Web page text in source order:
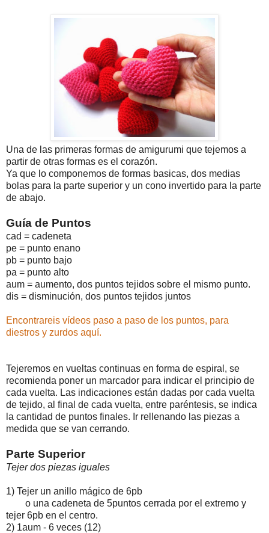
Una de las primeras formas de amigurumi que tejemos a
partir de otras formas es el corazón.
Ya que lo componemos de formas basicas, dos medias
bolas para la parte superior y un cono invertido para la parte
de abajo.
Guía de Puntos
cad = cadeneta
pe = punto enano
pb = punto bajo
pa = punto alto
aum = aumento, dos puntos tejidos sobre el mismo punto.
dis = disminución, dos puntos tejidos juntos
Encontrareis vídeos paso a paso de los puntos, para
diestros y zurdos aquí.
Tejeremos en vueltas continuas en forma de espiral, se
recomienda poner un marcador para indicar el principio de
cada vuelta. Las indicaciones están dadas por cada vuelta
de tejido, al final de cada vuelta, entre paréntesis, se indica
la cantidad de puntos finales. Ir rellenando las piezas a
medida que se van cerrando.
Parte Superior
Tejer dos piezas iguales
1) Tejer un anillo mágico de 6pb
o una cadeneta de 5puntos cerrada por el extremo y
tejer 6pb en el centro.
2) 1aum - 6 veces (12)